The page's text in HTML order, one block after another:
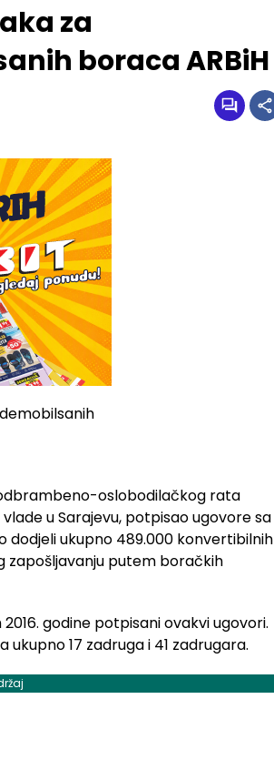
za
boraca ARBiH
oslobodilačkog rata
u Sarajevu, potpisao ugovore sa
ukupno 489.000 konvertibilnih
zapošljavanju putem boračkih
godine potpisani ovakvi ugovori.
17 zadruga i 41 zadrugara.